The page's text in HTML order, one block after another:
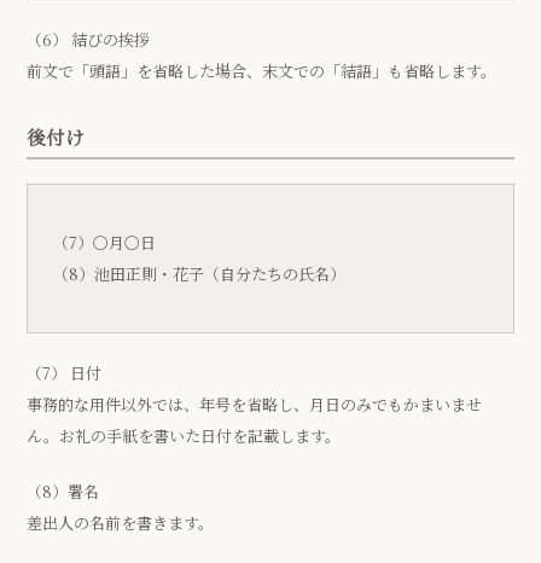
（6） 結びの挨拶
前文で「頭語」を省略した場合、末文での「結語」も省略します。
後付け
（7）〇月〇日
（8）池田正則・花子（自分たちの氏名）
（7） 日付
事務的な用件以外では、年号を省略し、月日のみでもかまいませ
ん。お礼の手紙を書いた日付を記載します。
（8）署名
差出人の名前を書きます。